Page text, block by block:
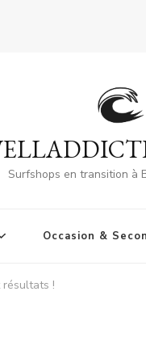
Surfshops en transition à
Occasion &
résultats !